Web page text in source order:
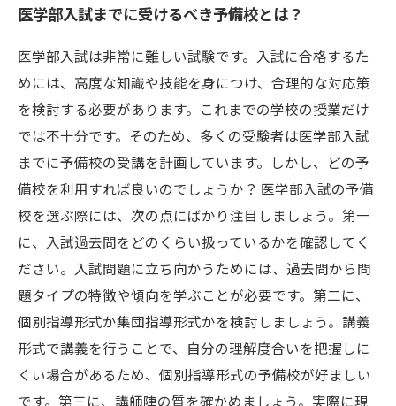
医学部入試までに受けるべき予備校とは？
医学部入試は非常に難しい試験です。入試に合格するた
めには、高度な知識や技能を身につけ、合理的な対応策
を検討する必要があります。これまでの学校の授業だけ
では不十分です。そのため、多くの受験者は医学部入試
までに予備校の受講を計画しています。しかし、どの予
備校を利用すれば良いのでしょうか？ 医学部入試の予備
校を選ぶ際には、次の点にばかり注目しましょう。第一
に、入試過去問をどのくらい扱っているかを確認してく
ださい。入試問題に立ち向かうためには、過去問から問
題タイプの特徴や傾向を学ぶことが必要です。第二に、
個別指導形式か集団指導形式かを検討しましょう。講義
形式で講義を行うことで、自分の理解度合いを把握しに
くい場合があるため、個別指導形式の予備校が好ましい
です。第三に、講師陣の質を確かめましょう。実際に現